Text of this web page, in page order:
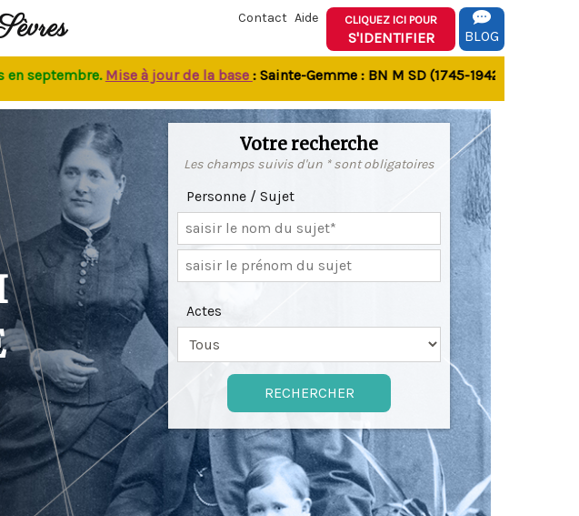
Contact Aide CLIQUEZ ICI POUR
S'IDENTIFIER BLOG
Mise à jour de la base: Sainte-Gemme : BN M SD (1745-1942) - Verrines-
Votre recherche
Les champs suivis d'un * sont obligatoires
Personne / Sujet
Actes